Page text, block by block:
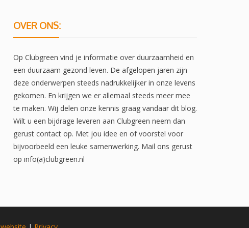
OVER ONS:
Op Clubgreen vind je informatie over duurzaamheid en
een duurzaam gezond leven. De afgelopen jaren zijn
deze onderwerpen steeds nadrukkelijker in onze levens
gekomen. En krijgen we er allemaal steeds meer mee
te maken. Wij delen onze kennis graag vandaar dit blog.
Wilt u een bijdrage leveren aan Clubgreen neem dan
gerust contact op. Met jou idee en of voorstel voor
bijvoorbeeld een leuke samenwerking. Mail ons gerust
op info(a)clubgreen.nl